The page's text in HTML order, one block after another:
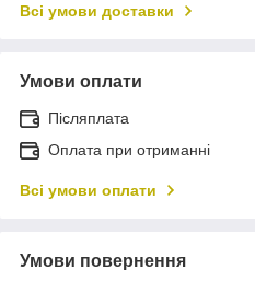
Всі умови доставки
Умови оплати
Післяплата
Оплата при отриманні
Всі умови оплати
Умови повернення